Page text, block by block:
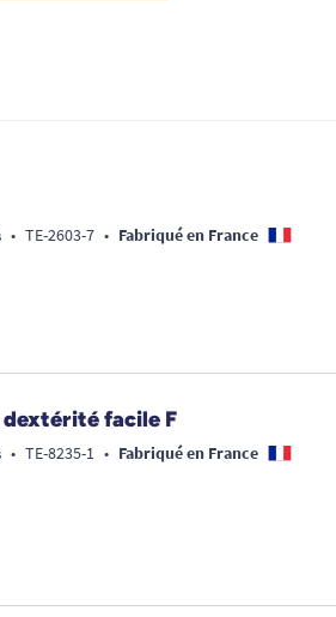
• TE-2603-7 • Fabriqué en France
facile F
• TE-8235-1 • Fabriqué en France